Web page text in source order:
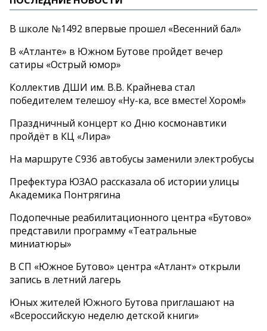
В школе №1492 впервые прошел «Весенний бал»
В «Атланте» в Южном Бутове пройдет вечер
сатиры «Острый юмор»
Коллектив ДШИ им. В.В. Крайнева стал
победителем телешоу «Ну-ка, все вместе! Хором!»
Праздничный концерт ко Дню космонавтики
пройдёт в КЦ «Лира»
На маршруте С936 автобусы заменили электробусы
Префектура ЮЗАО рассказала об истории улицы
Академика Понтрягина
Подопечные реабилитационного центра «Бутово»
представили программу «Театральные
миниатюры»
В СП «Южное Бутово» центра «Атлант» открыли
запись в летний лагерь
Юных жителей Южного Бутова приглашают на
«Всероссийскую неделю детской книги»